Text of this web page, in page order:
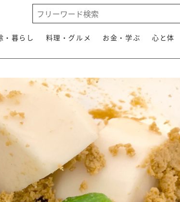
・暮らし 料理・グルメ お金・学ぶ 心と体